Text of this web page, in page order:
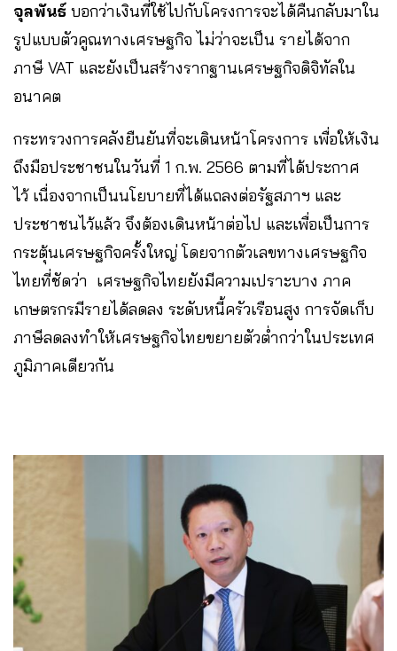
จุลพันธ์ บอกว่าเงินที่ใช้ไปกับโครงการจะได้คืนกลับมาใน
รูปแบบตัวคูณทางเศรษฐกิจ ไม่ว่าจะเป็น รายได้จาก
ภาษี VAT และยังเป็นสร้างรากฐานเศรษฐกิจดิจิทัลใน
อนาคต
กระทรวงการคลังยืนยันที่จะเดินหน้าโครงการ เพื่อให้เงิน
ถึงมือประชาชนในวันที่ 1 ก.พ. 2566 ตามที่ได้ประกาศ
ไว้ เนื่องจากเป็นนโยบายที่ได้แถลงต่อรัฐสภาฯ และ
ประชาชนไว้แล้ว จึงต้องเดินหน้าต่อไป และเพื่อเป็นการ
กระตุ้นเศรษฐกิจครั้งใหญ่ โดยจากตัวเลขทางเศรษฐกิจ
ไทยที่ชัดว่า เศรษฐกิจไทยยังมีความเปราะบาง ภาค
เกษตรกรมีรายได้ลดลง ระดับหนี้ครัวเรือนสูง การจัดเก็บ
ภาษีลดลงทำให้เศรษฐกิจไทยขยายตัวต่ำกว่าในประเทศ
ภูมิภาคเดียวกัน